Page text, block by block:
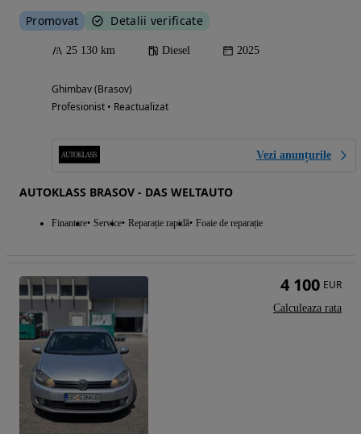
Promovat Detalii verificate
25 130 km Diesel 2025
Ghimbav (Brasov)
Profesionist • Reactualizat
Vezi anunțurile
AUTOKLASS BRASOV - DAS WELTAUTO
Finantare Service Reparație rapidă Foaie de reparație
4 100 EUR
Calculeaza rata